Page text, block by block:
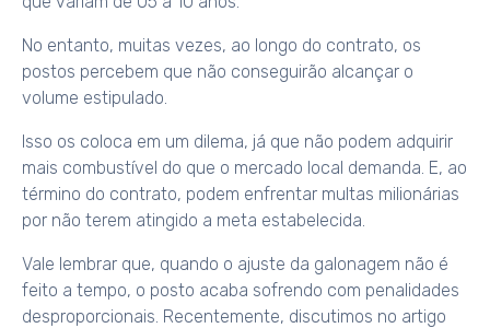
No entanto, muitas vezes, ao longo do contrato, os
postos percebem que não conseguirão alcançar o
volume estipulado.
Isso os coloca em um dilema, já que não podem adquirir
mais combustível do que o mercado local demanda. E, ao
término do contrato, podem enfrentar multas milionárias
por não terem atingido a meta estabelecida.
Vale lembrar que, quando o ajuste da galonagem não é
feito a tempo, o posto acaba sofrendo com penalidades
desproporcionais. Recentemente, discutimos no artigo